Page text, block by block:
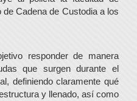
Cadena de Custodia a los
responder de manera
que surgen durante el
definiendo claramente qué
y llenado, así como